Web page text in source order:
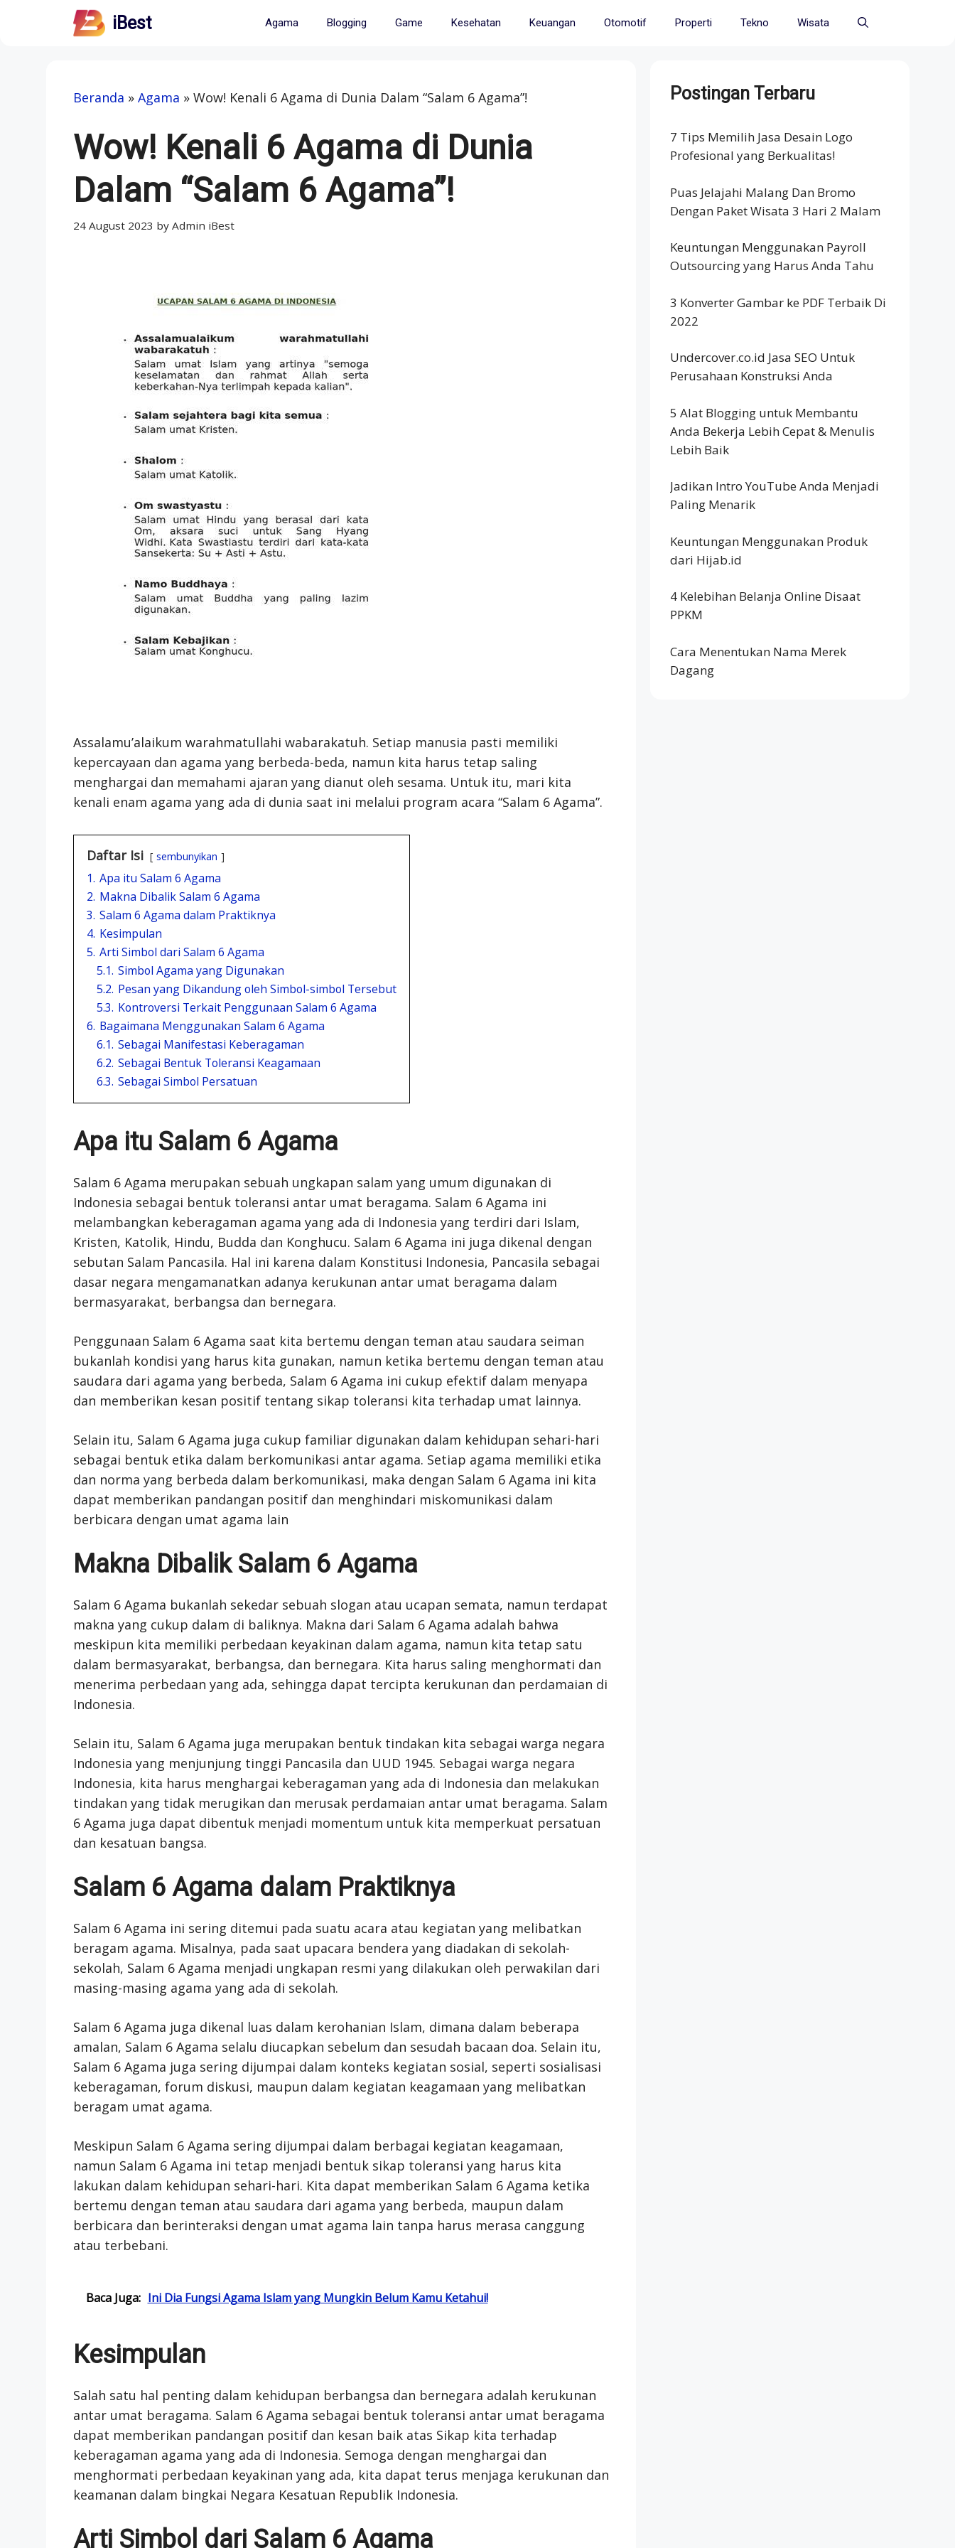
iBest Agama Blogging Game Kesehatan Keuangan Otomotif Properti Tekno Wisata
Beranda » Agama » Wow! Kenali 6 Agama di Dunia Dalam “Salam 6 Agama”!
Wow! Kenali 6 Agama di Dunia
Dalam “Salam 6 Agama”!
24 August 2023 by Admin iBest
Assalamu’alaikum warahmatullahi wabarakatuh. Setiap manusia pasti memiliki
kepercayaan dan agama yang berbeda-beda, namun kita harus tetap saling
menghargai dan memahami ajaran yang dianut oleh sesama. Untuk itu, mari kita
kenali enam agama yang ada di dunia saat ini melalui program acara “Salam 6 Agama”.
Daftar Isi sembunyikan
1. Apa itu Salam 6 Agama
2. Makna Dibalik Salam 6 Agama
3. Salam 6 Agama dalam Praktiknya
4. Kesimpulan
5. Arti Simbol dari Salam 6 Agama
5.1. Simbol Agama yang Digunakan
5.2. Pesan yang Dikandung oleh Simbol-simbol Tersebut
5.3. Kontroversi Terkait Penggunaan Salam 6 Agama
6. Bagaimana Menggunakan Salam 6 Agama
6.1. Sebagai Manifestasi Keberagaman
6.2. Sebagai Bentuk Toleransi Keagamaan
6.3. Sebagai Simbol Persatuan
Apa itu Salam 6 Agama
Salam 6 Agama merupakan sebuah ungkapan salam yang umum digunakan di
Indonesia sebagai bentuk toleransi antar umat beragama. Salam 6 Agama ini
melambangkan keberagaman agama yang ada di Indonesia yang terdiri dari Islam,
Kristen, Katolik, Hindu, Budda dan Konghucu. Salam 6 Agama ini juga dikenal dengan
sebutan Salam Pancasila. Hal ini karena dalam Konstitusi Indonesia, Pancasila sebagai
dasar negara mengamanatkan adanya kerukunan antar umat beragama dalam
bermasyarakat, berbangsa dan bernegara.
Penggunaan Salam 6 Agama saat kita bertemu dengan teman atau saudara seiman
bukanlah kondisi yang harus kita gunakan, namun ketika bertemu dengan teman atau
saudara dari agama yang berbeda, Salam 6 Agama ini cukup efektif dalam menyapa
dan memberikan kesan positif tentang sikap toleransi kita terhadap umat lainnya.
Selain itu, Salam 6 Agama juga cukup familiar digunakan dalam kehidupan sehari-hari
sebagai bentuk etika dalam berkomunikasi antar agama. Setiap agama memiliki etika
dan norma yang berbeda dalam berkomunikasi, maka dengan Salam 6 Agama ini kita
dapat memberikan pandangan positif dan menghindari miskomunikasi dalam
berbicara dengan umat agama lain
Makna Dibalik Salam 6 Agama
Salam 6 Agama bukanlah sekedar sebuah slogan atau ucapan semata, namun terdapat
makna yang cukup dalam di baliknya. Makna dari Salam 6 Agama adalah bahwa
meskipun kita memiliki perbedaan keyakinan dalam agama, namun kita tetap satu
dalam bermasyarakat, berbangsa, dan bernegara. Kita harus saling menghormati dan
menerima perbedaan yang ada, sehingga dapat tercipta kerukunan dan perdamaian di
Indonesia.
Selain itu, Salam 6 Agama juga merupakan bentuk tindakan kita sebagai warga negara
Indonesia yang menjunjung tinggi Pancasila dan UUD 1945. Sebagai warga negara
Indonesia, kita harus menghargai keberagaman yang ada di Indonesia dan melakukan
tindakan yang tidak merugikan dan merusak perdamaian antar umat beragama. Salam
6 Agama juga dapat dibentuk menjadi momentum untuk kita memperkuat persatuan
dan kesatuan bangsa.
Salam 6 Agama dalam Praktiknya
Salam 6 Agama ini sering ditemui pada suatu acara atau kegiatan yang melibatkan
beragam agama. Misalnya, pada saat upacara bendera yang diadakan di sekolah-
sekolah, Salam 6 Agama menjadi ungkapan resmi yang dilakukan oleh perwakilan dari
masing-masing agama yang ada di sekolah.
Salam 6 Agama juga dikenal luas dalam kerohanian Islam, dimana dalam beberapa
amalan, Salam 6 Agama selalu diucapkan sebelum dan sesudah bacaan doa. Selain itu,
Salam 6 Agama juga sering dijumpai dalam konteks kegiatan sosial, seperti sosialisasi
keberagaman, forum diskusi, maupun dalam kegiatan keagamaan yang melibatkan
beragam umat agama.
Meskipun Salam 6 Agama sering dijumpai dalam berbagai kegiatan keagamaan,
namun Salam 6 Agama ini tetap menjadi bentuk sikap toleransi yang harus kita
lakukan dalam kehidupan sehari-hari. Kita dapat memberikan Salam 6 Agama ketika
bertemu dengan teman atau saudara dari agama yang berbeda, maupun dalam
berbicara dan berinteraksi dengan umat agama lain tanpa harus merasa canggung
atau terbebani.
Baca Juga: Ini Dia Fungsi Agama Islam yang Mungkin Belum Kamu Ketahui!
Kesimpulan
Salah satu hal penting dalam kehidupan berbangsa dan bernegara adalah kerukunan
antar umat beragama. Salam 6 Agama sebagai bentuk toleransi antar umat beragama
dapat memberikan pandangan positif dan kesan baik atas Sikap kita terhadap
keberagaman agama yang ada di Indonesia. Semoga dengan menghargai dan
menghormati perbedaan keyakinan yang ada, kita dapat terus menjaga kerukunan dan
keamanan dalam bingkai Negara Kesatuan Republik Indonesia.
Arti Simbol dari Salam 6 Agama
Postingan Terbaru
7 Tips Memilih Jasa Desain Logo
Profesional yang Berkualitas!
Puas Jelajahi Malang Dan Bromo
Dengan Paket Wisata 3 Hari 2 Malam
Keuntungan Menggunakan Payroll
Outsourcing yang Harus Anda Tahu
3 Konverter Gambar ke PDF Terbaik Di
2022
Undercover.co.id Jasa SEO Untuk
Perusahaan Konstruksi Anda
5 Alat Blogging untuk Membantu
Anda Bekerja Lebih Cepat & Menulis
Lebih Baik
Jadikan Intro YouTube Anda Menjadi
Paling Menarik
Keuntungan Menggunakan Produk
dari Hijab.id
4 Kelebihan Belanja Online Disaat
PPKM
Cara Menentukan Nama Merek
Dagang